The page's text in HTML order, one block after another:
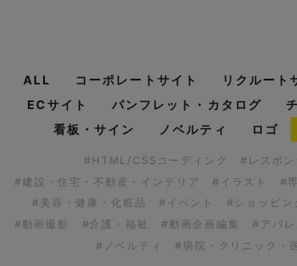
ALL コーポレートサイト リクルート
ECサイト
パンフレット・カタログ
看板・サイン
ノベルティ ロゴ
#HTML/CSSコーディング #レスポ
#建設・住宅・不動産・インテリア
#イラスト #
#美容・健康・化粧品
#イベント #ショッピン
#動画撮影
#介護・福祉 #動画企画編集 #アパ
#ノベルティ
#病院・クリニック・